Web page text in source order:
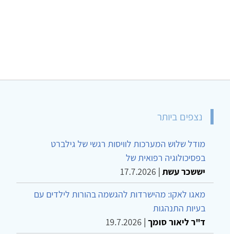
נצפים ביותר
מודל שלוש המערכות לוויסות רגשי של גילברט
בפסיכולוגיה רפואית של
יששכר עשת |
17.7.2026
מאגו לאקו: מהישרדות להגשמה בהורות לילדים עם
בעיות התנהגות
ד"ר ליאור סומך |
19.7.2026